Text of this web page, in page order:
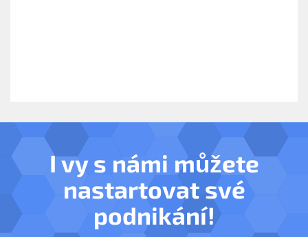
I vy s námi můžete
nastartovat své
podnikání!